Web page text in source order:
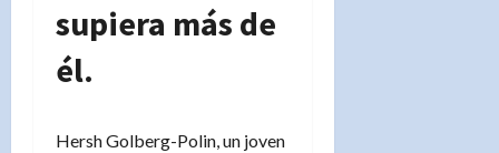
supiera más de
él.
Hersh Golberg-Polin, un joven